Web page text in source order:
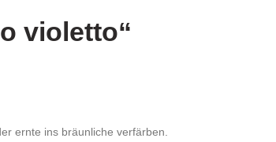
violetto“
ernte ins bräunliche verfärben.